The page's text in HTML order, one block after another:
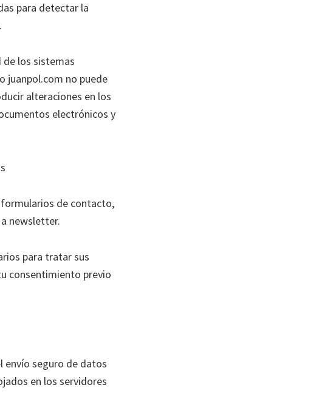
para detectar la
de los sistemas
juanpol.com no puede
alteraciones en los
electrónicos y
de contacto,
newsletter.
para tratar sus
consentimiento previo
envío seguro de datos
en los servidores